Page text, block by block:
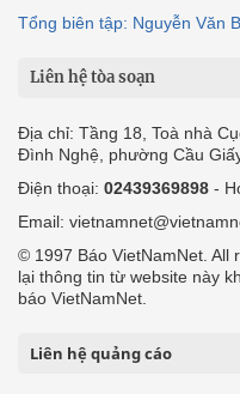
Tổng biên tập: Nguyễn Văn
Liên hệ tòa soạn
Địa chỉ: Tầng 18, Toà nhà
Đình Nghệ, phường Cầu
Điện thoại: 02439369898 -
Email:
© 1997 Báo VietNamNet. All
lại thông tin từ website này
báo VietNamNet.
Liên hệ quảng cáo